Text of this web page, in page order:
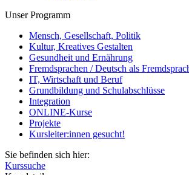
Unser Programm
Mensch, Gesellschaft, Politik
Kultur, Kreatives Gestalten
Gesundheit und Ernährung
Fremdsprachen / Deutsch als
IT, Wirtschaft und Beruf
Grundbildung und Schulabschlüsse
Integration
ONLINE-Kurse
Projekte
Kursleiter:innen gesucht!
Sie befinden sich hier:
Kurssuche